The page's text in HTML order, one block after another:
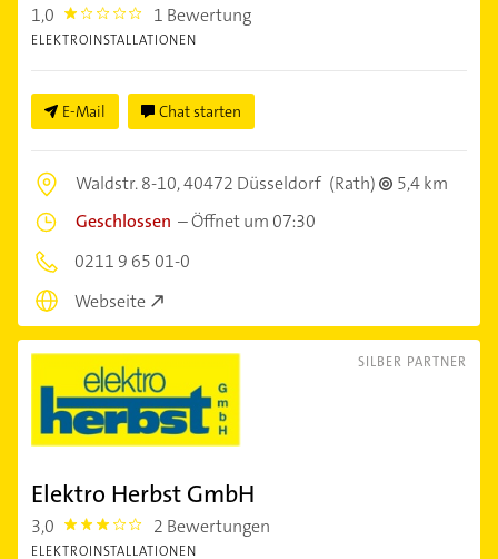
1,0 1.0 1 Bewertung
ELEKTROINSTALLATIONEN
E-Mail Chat starten
Waldstr. 8-10,40472 Düsseldorf (Rath)
5,4 km
Geschlossen –Öffnet um 07:30
0211 9 65 01-0
Webseite
SILBER PARTNER
Elektro Herbst GmbH
3,0 3.0 2 Bewertungen
ELEKTROINSTALLATIONEN